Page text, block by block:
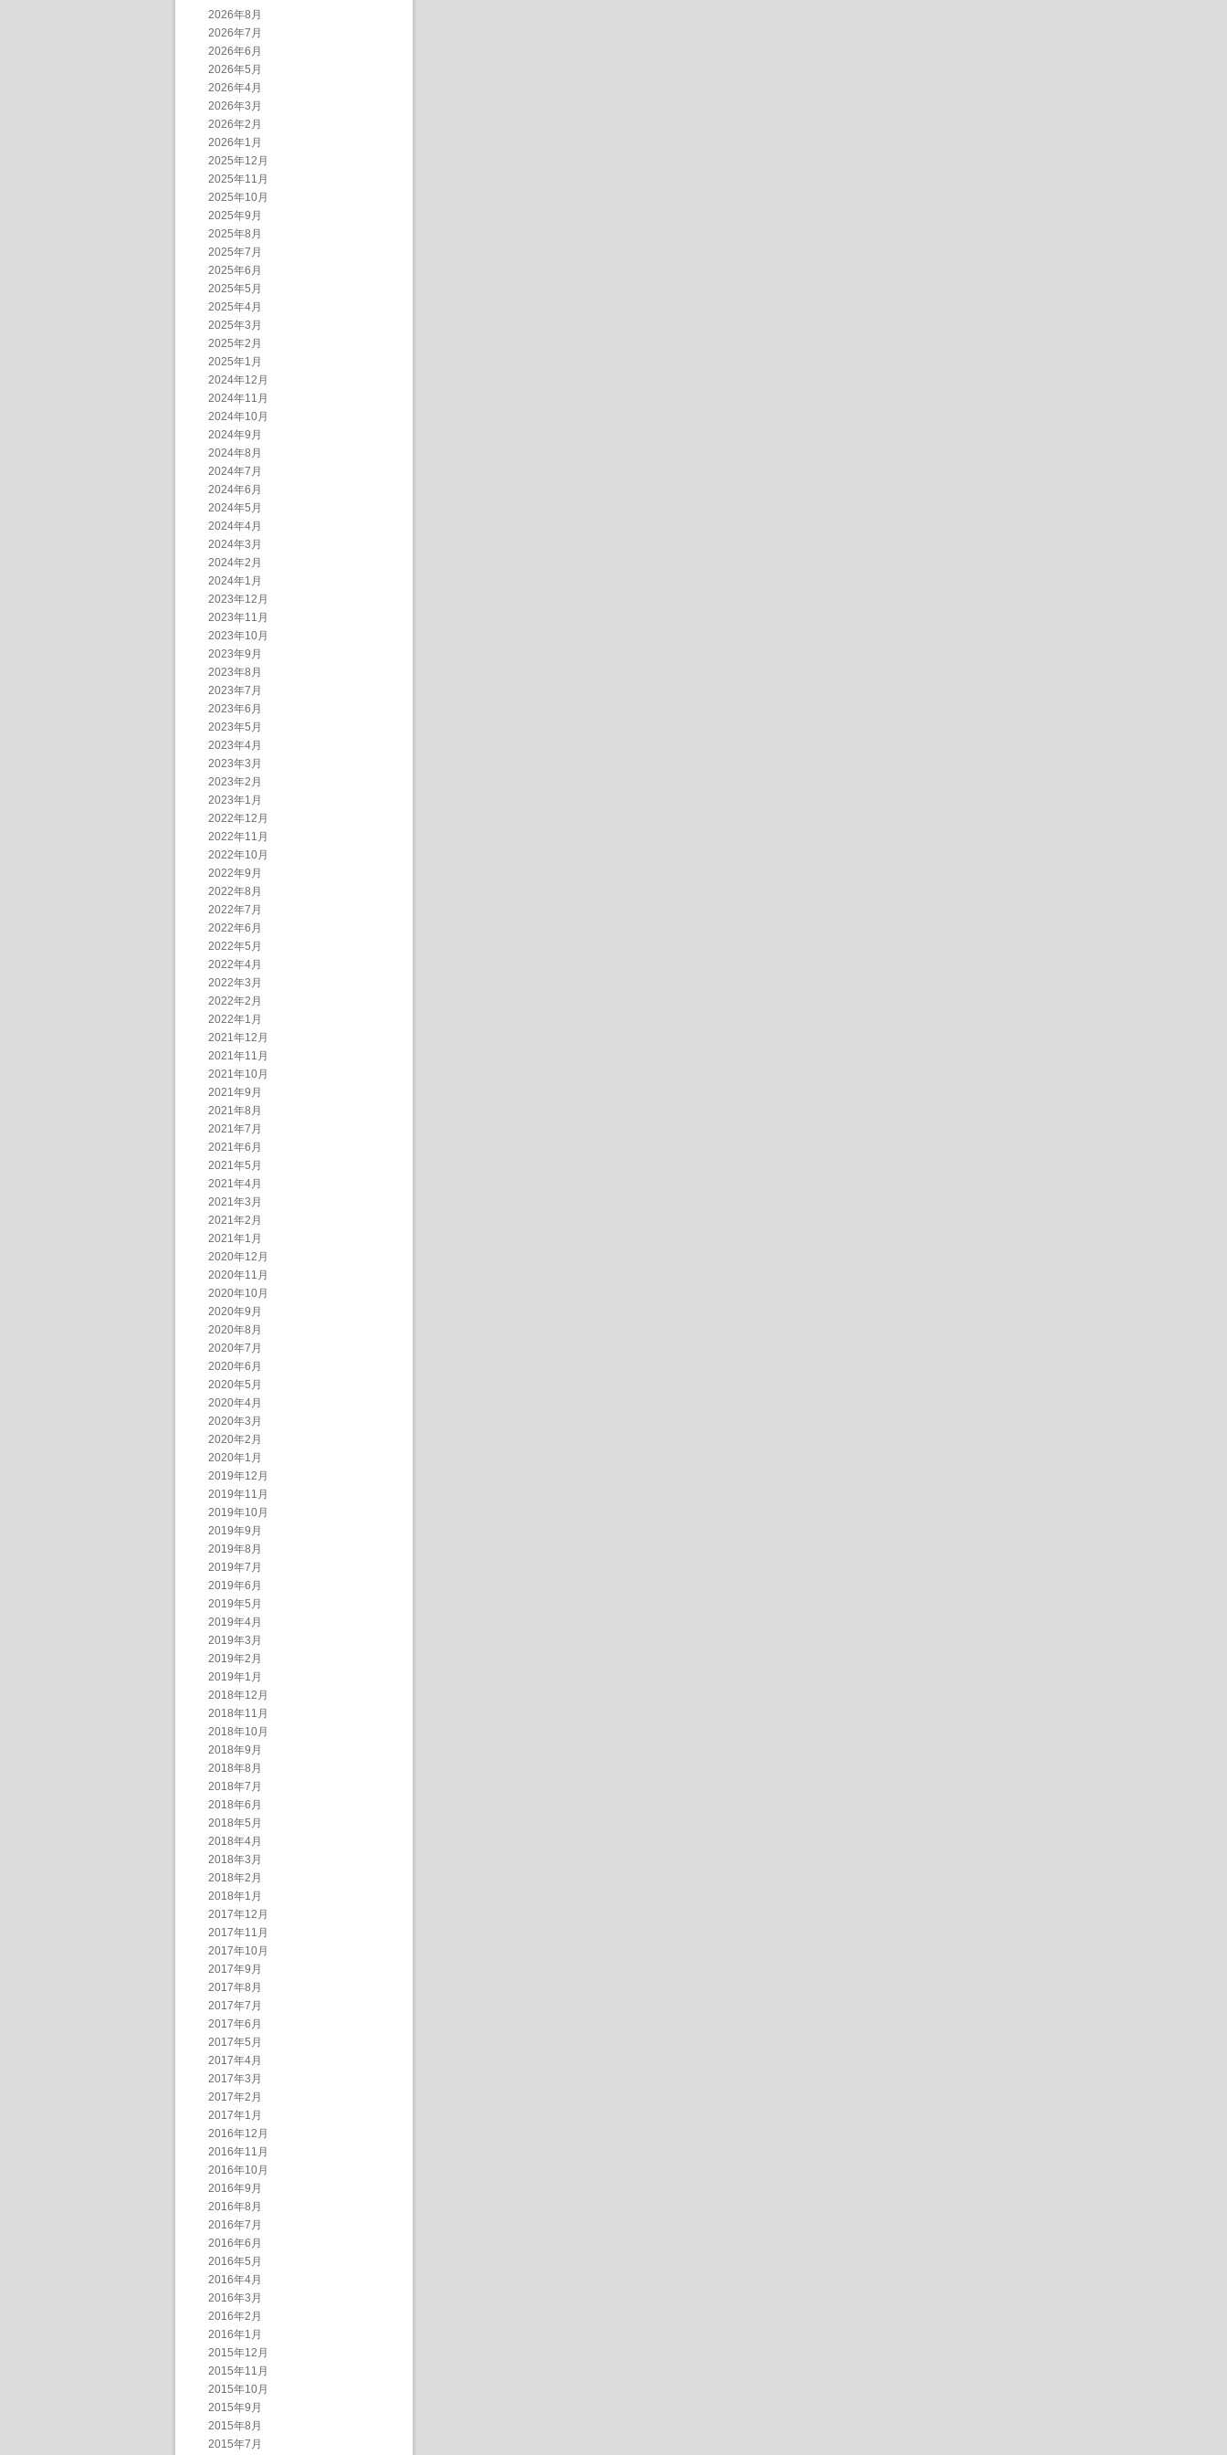
2026年8月
2026年7月
2026年6月
2026年5月
2026年4月
2026年3月
2026年2月
2026年1月
2025年12月
2025年11月
2025年10月
2025年9月
2025年8月
2025年7月
2025年6月
2025年5月
2025年4月
2025年3月
2025年2月
2025年1月
2024年12月
2024年11月
2024年10月
2024年9月
2024年8月
2024年7月
2024年6月
2024年5月
2024年4月
2024年3月
2024年2月
2024年1月
2023年12月
2023年11月
2023年10月
2023年9月
2023年8月
2023年7月
2023年6月
2023年5月
2023年4月
2023年3月
2023年2月
2023年1月
2022年12月
2022年11月
2022年10月
2022年9月
2022年8月
2022年7月
2022年6月
2022年5月
2022年4月
2022年3月
2022年2月
2022年1月
2021年12月
2021年11月
2021年10月
2021年9月
2021年8月
2021年7月
2021年6月
2021年5月
2021年4月
2021年3月
2021年2月
2021年1月
2020年12月
2020年11月
2020年10月
2020年9月
2020年8月
2020年7月
2020年6月
2020年5月
2020年4月
2020年3月
2020年2月
2020年1月
2019年12月
2019年11月
2019年10月
2019年9月
2019年8月
2019年7月
2019年6月
2019年5月
2019年4月
2019年3月
2019年2月
2019年1月
2018年12月
2018年11月
2018年10月
2018年9月
2018年8月
2018年7月
2018年6月
2018年5月
2018年4月
2018年3月
2018年2月
2018年1月
2017年12月
2017年11月
2017年10月
2017年9月
2017年8月
2017年7月
2017年6月
2017年5月
2017年4月
2017年3月
2017年2月
2017年1月
2016年12月
2016年11月
2016年10月
2016年9月
2016年8月
2016年7月
2016年6月
2016年5月
2016年4月
2016年3月
2016年2月
2016年1月
2015年12月
2015年11月
2015年10月
2015年9月
2015年8月
2015年7月